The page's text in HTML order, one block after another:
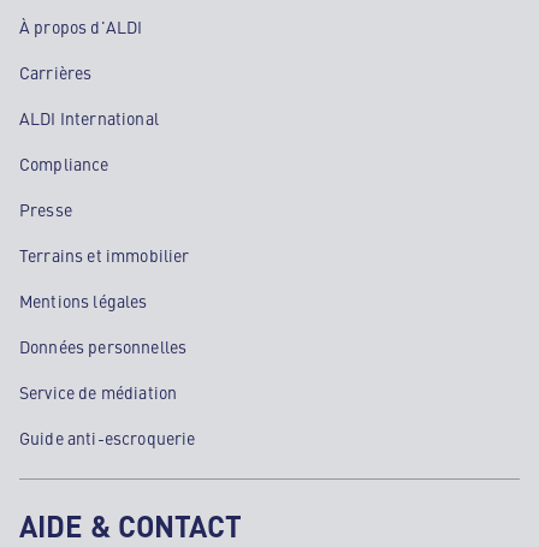
À propos d'ALDI
Carrières
ALDI International
Compliance
Presse
Terrains et immobilier
Mentions légales
Données personnelles
Service de médiation
Guide anti-escroquerie
AIDE & CONTACT